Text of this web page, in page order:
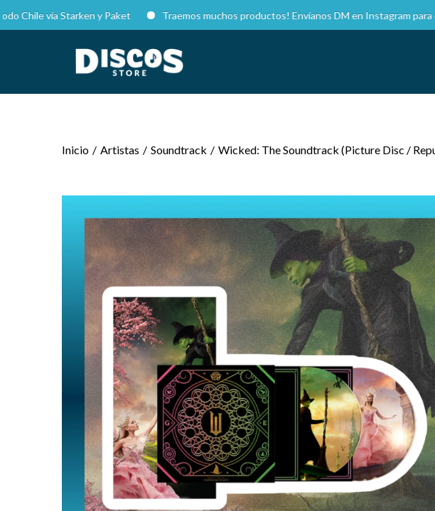
vía Starken y Paket Traemos muchos productos! Envíanos DM en Instagram para cotizar.
Inicio / Artistas / Soundtrack / Wicked: The Soundtrack (Picture Disc /